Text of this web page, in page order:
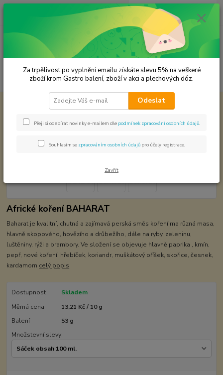
Menu
Hledat
ks
za 0,00 Kč
Světová kuchyně - koření Baharat
Baharat
Africké koření BAHARAT
Baharat je kvalitní, chutná a zajímavá perská směs koření ma různá masa,
hlavně skopového, hovězího a drůbežího, dále na ryby, zeleninu,
luštěniny, rýži a brambory. Ve složení se objevuje hlavně paprika , kmín,
pepř, nové koření, hřebíček, koriandr, muškátový oříšek, skořice, česnek,
kardamom celý popis
Dostupnost
Skladem
Měrná cena
13,21 Kč / 10 g
Balení
53 g
Množstevní slevy:
Za trpělivost po vyplnění emailu získáte slevu 5% na veškeré
zboží krom Gastro balení, zboží v akci a plechových dóz.
Odeslat
Přeji si odebírat novinky e-mailem dle podmínek zpracování osobních údajů
Souhlasím se zpracováním osobních údajů pro účely registrace.
Zavřít